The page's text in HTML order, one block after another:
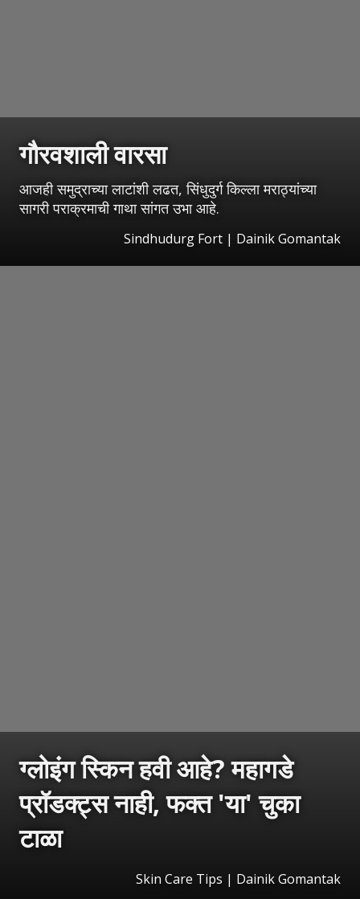
गौरवशाली वारसा
आजही समुद्राच्या लाटांशी लढत, सिंधुदुर्ग किल्ला मराठ्यांच्या
सागरी पराक्रमाची गाथा सांगत उभा आहे.
Sindhudurg Fort | Dainik Gomantak
ग्लोइंग स्किन हवी आहे? महागडे
प्रॉडक्ट्स नाही, फक्त 'या' चुका
टाळा
Skin Care Tips | Dainik Gomantak